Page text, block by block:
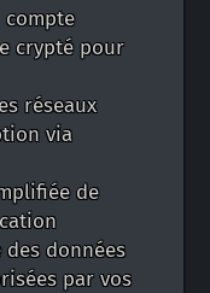
compte
crypté pour
réseaux
via
de
données
par vos